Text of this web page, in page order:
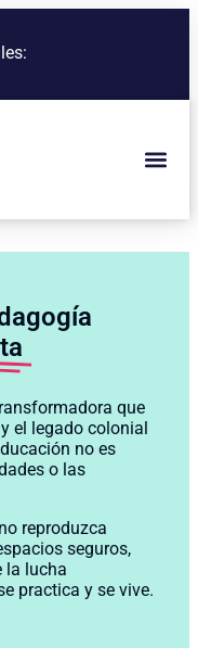
que
el legado colonial
no es
o las
reproduzca
seguros,
la lucha
practica y se vive.